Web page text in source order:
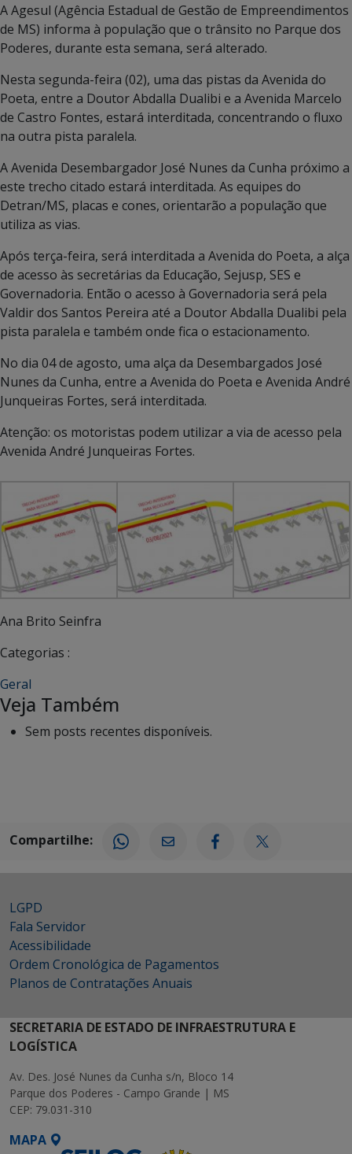
A Agesul (Agência Estadual de Gestão de Empreendimentos
de MS) informa à população que o trânsito no Parque dos
Poderes, durante esta semana, será alterado.
Nesta segunda-feira (02), uma das pistas da Avenida do
Poeta, entre a Doutor Abdalla Dualibi e a Avenida Marcelo
de Castro Fontes, estará interditada, concentrando o fluxo
na outra pista paralela.
A Avenida Desembargador José Nunes da Cunha próximo a
este trecho citado estará interditada. As equipes do
Detran/MS, placas e cones, orientarão a população que
utiliza as vias.
Após terça-feira, será interditada a Avenida do Poeta, a alça
de acesso às secretárias da Educação, Sejusp, SES e
Governadoria. Então o acesso à Governadoria será pela
Valdir dos Santos Pereira até a Doutor Abdalla Dualibi pela
pista paralela e também onde fica o estacionamento.
No dia 04 de agosto, uma alça da Desembargados José
Nunes da Cunha, entre a Avenida do Poeta e Avenida André
Junqueiras Fortes, será interditada.
Atenção: os motoristas podem utilizar a via de acesso pela
Avenida André Junqueiras Fortes.
Ana Brito Seinfra
Categorias :
Geral
Veja Também
Sem posts recentes disponíveis.
Compartilhe:
LGPD
Fala Servidor
Acessibilidade
Ordem Cronológica de Pagamentos
Planos de Contratações Anuais
SECRETARIA DE ESTADO DE INFRAESTRUTURA E
LOGÍSTICA
Av. Des. José Nunes da Cunha s/n, Bloco 14
Parque dos Poderes - Campo Grande | MS
CEP: 79.031-310
MAPA